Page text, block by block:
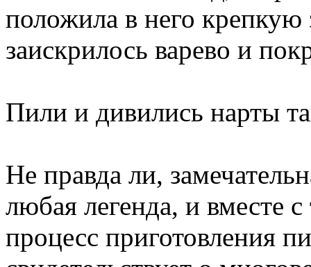
положила в него крепкую
заискрилось варево и
Пили и дивились нарты
Не правда ли,
любая легенда, и вместе
процесс приготовления